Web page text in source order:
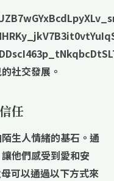
社交發展。
任
生人情緒的基石 。通
讓他們感受到愛和安
母可以通過以下方式來